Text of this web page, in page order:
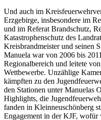
Und auch im
Erzgebirge, insbesondere im
und im Referat Brandschutz,
Katastrophenschutz des
Kreisbrandmeister und seinen
Manuela war von 2006 bis
Regionalbereich und leitete
Wettbewerbe. Unzählige
kämpften zu den
den Stationen unter Manuelas
Highlights, die
fanden in Kleinneuschönberg
Engagement in der KJF,